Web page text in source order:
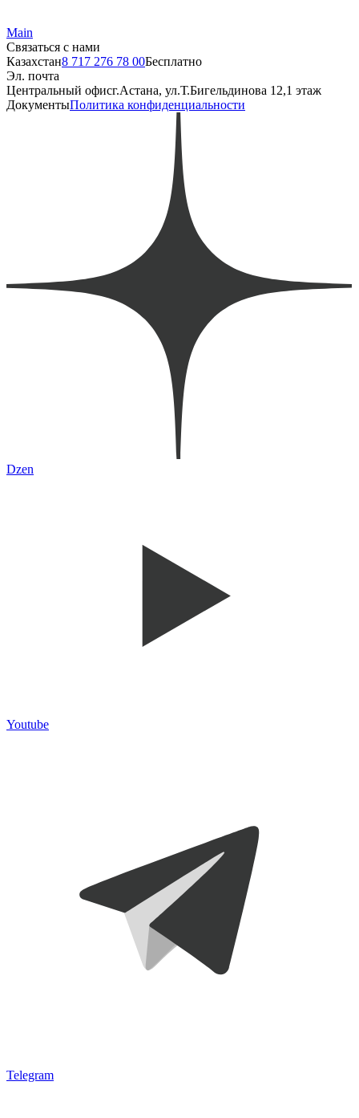
Main
Связаться с нами
Казахстан8 717 276 78 00Бесплатно
Эл. почта
Центральный офисг.Астана, ул.Т.Бигельдинова 12,1 этаж
ДокументыПолитика конфиденциальности
Dzen
Youtube
Telegram